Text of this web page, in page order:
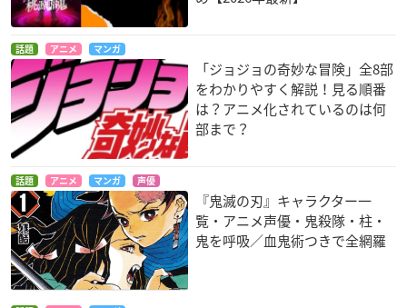
話題 アニメ マンガ
「ジョジョの奇妙な冒険」全8部
をわかりやすく解説！見る順番
は？アニメ化されているのは何
部まで？
話題 アニメ マンガ 声優
『鬼滅の刃』キャラクター一
覧・アニメ声優・鬼殺隊・柱・
鬼を呼吸／血鬼術つきで全網羅